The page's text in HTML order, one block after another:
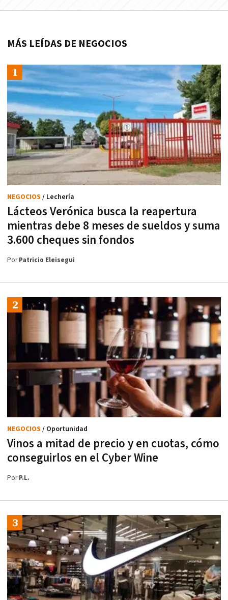
MÁS LEÍDAS DE NEGOCIOS
Lácteos Verónica busca la reapertura
mientras debe 8 meses de sueldos y suma
3.600 cheques sin fondos
NEGOCIOS / Lechería
PorPatricio Eleisegui
Vinos a mitad de precio y en cuotas, cómo
conseguirlos en el Cyber Wine
NEGOCIOS / Oportunidad
PorP.L.